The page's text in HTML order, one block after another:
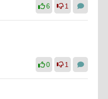
6 1
0 1